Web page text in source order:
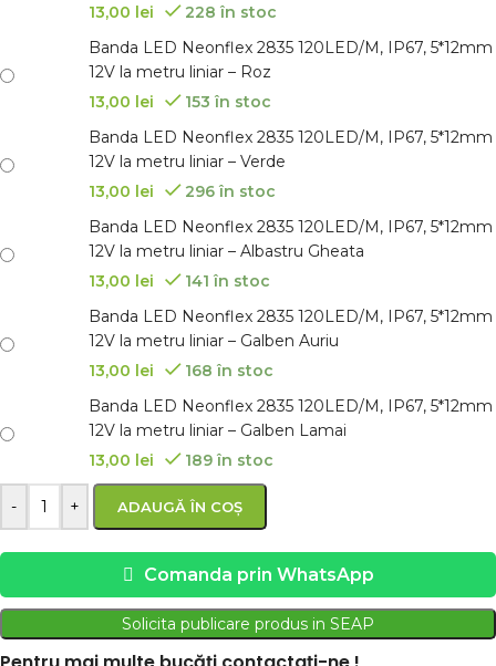
13,00 lei
228 în stoc
Banda LED Neonflex 2835 120LED/M, IP67, 5*12mm
12V la metru liniar – Roz
13,00 lei
153 în stoc
Banda LED Neonflex 2835 120LED/M, IP67, 5*12mm
12V la metru liniar – Verde
13,00 lei
296 în stoc
Banda LED Neonflex 2835 120LED/M, IP67, 5*12mm
12V la metru liniar – Albastru Gheata
13,00 lei
141 în stoc
Banda LED Neonflex 2835 120LED/M, IP67, 5*12mm
12V la metru liniar – Galben Auriu
13,00 lei
168 în stoc
Banda LED Neonflex 2835 120LED/M, IP67, 5*12mm
12V la metru liniar – Galben Lamai
13,00 lei 189 în stoc
- + ADAUGĂ ÎN COȘ
Comanda prin WhatsApp
Solicita publicare produs in SEAP